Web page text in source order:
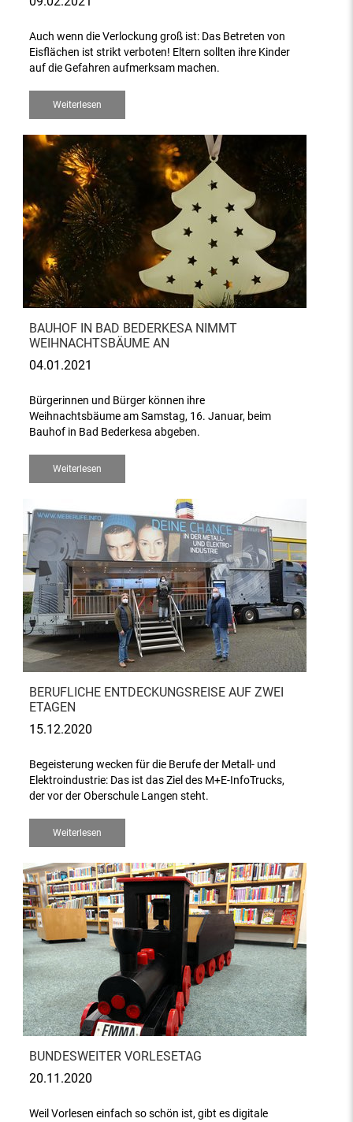
Auch wenn die Verlockung groß ist: Das Betreten von
Eisflächen ist strikt verboten! Eltern sollten ihre Kinder
auf die Gefahren aufmerksam machen.
Weiterlesen
BAUHOF IN BAD BEDERKESA NIMMT
WEIHNACHTSBÄUME AN
04.01.2021
Bürgerinnen und Bürger können ihre
Weihnachtsbäume am Samstag, 16. Januar, beim
Bauhof in Bad Bederkesa abgeben.
Weiterlesen
BERUFLICHE ENTDECKUNGSREISE AUF ZWEI
ETAGEN
15.12.2020
Begeisterung wecken für die Berufe der Metall- und
Elektroindustrie: Das ist das Ziel des M+E-InfoTrucks,
der vor der Oberschule Langen steht.
Weiterlesen
BUNDESWEITER VORLESETAG
20.11.2020
Weil Vorlesen einfach so schön ist, gibt es digitale